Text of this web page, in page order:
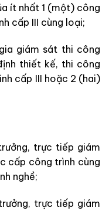
ít nhất 1 (một) công
cấp III cùng loại;
giám sát thi công
thiết kế, thi công
cấp III hoặc 2 (hai)
trực tiếp giám
cấp công trình cùng
nghề;
trực tiếp giám